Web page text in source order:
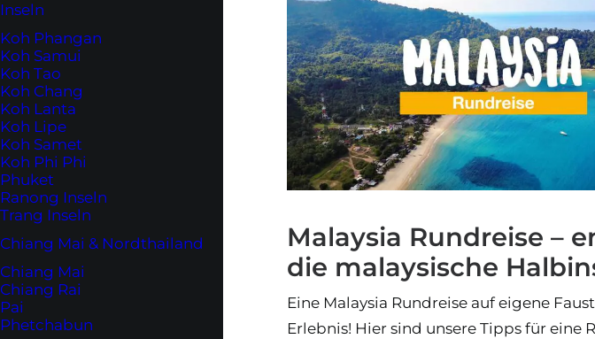
Inseln
Koh Phangan
Koh Samui
Koh Tao
Koh Chang
Koh Lanta
Koh Lipe
Koh Samet
Koh Phi Phi
Phuket
Ranong Inseln
Trang Inseln
Chiang Mai & Nordthailand
Chiang Mai
Chiang Rai
Pai
Phetchabun
Malaysia Rundreise –
die malaysische
Eine Malaysia Rundreise auf eigene
Erlebnis! Hier sind unsere Tipps für eine